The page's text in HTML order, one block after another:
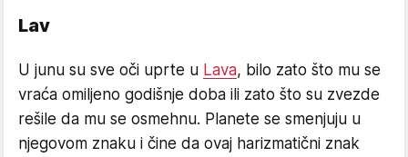
Lav
U junu su sve oči uprte u Lava, bilo zato što mu se
vraća omiljeno godišnje doba ili zato što su zvezde
rešile da mu se osmehnu. Planete se smenjuju u
njegovom znaku i čine da ovaj harizmatični znak